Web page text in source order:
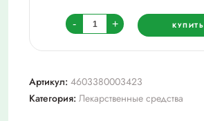
-
Количество
товара
Камфорная
10%
25г
+ КУПИТЬ
Артикул: 4603380003423
Категория: Лекарственные средства